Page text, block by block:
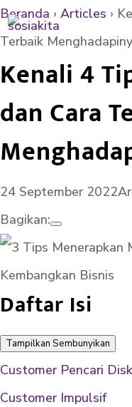
Beranda › Articles ›
Terbaik
Kenali 4
dan Cara
24 September 2022
Bagikan:
Daftar Isi
Tampilkan Sembunyikan
Customer Pencari
Customer Impulsif